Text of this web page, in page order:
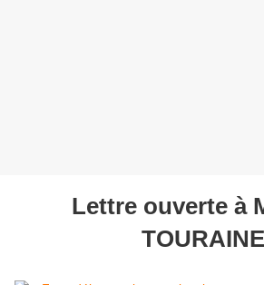
Lettre ouverte à
TOURAINE